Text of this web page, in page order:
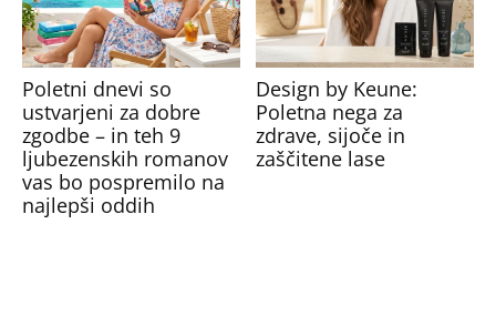
Poletni dnevi so
ustvarjeni za dobre
zgodbe – in teh 9
ljubezenskih romanov
vas bo pospremilo na
najlepši oddih
Design by Keune:
Poletna nega za
zdrave, sijoče in
zaščitene lase